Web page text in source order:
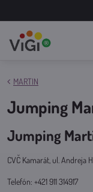
MARTIN
Jumping
Jumping
CVČ Kamarát, ul. Andreja
Telefón: +421 911